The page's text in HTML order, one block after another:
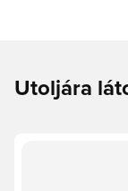
Utoljára